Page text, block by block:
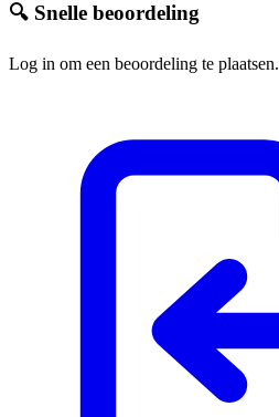
🔍 Snelle beoordeling
Log in om een beoordeling te plaatsen.